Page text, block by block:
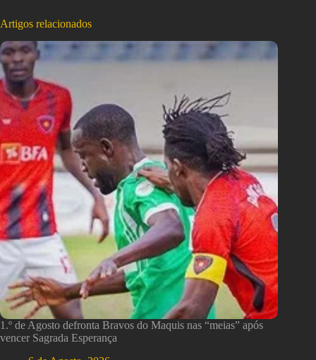
Artigos relacionados
1.º de Agosto defronta Bravos do Maquis nas “meias” após
vencer Sagrada Esperança